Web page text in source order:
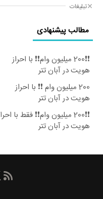
تبلیغات
مطالب پیشنهادی
❗❗200 میلیون وام❗❗ با احراز
هویت در آبان تتر
200 میلیون وام ❗❗ با احراز
هویت در آبان تتر
❗❗200 میلیون وام❗❗ فقط با
هویت در آبان تتر